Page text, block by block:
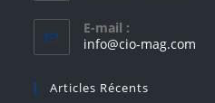
E-mail :
info@cio-mag.com
Articles Récents